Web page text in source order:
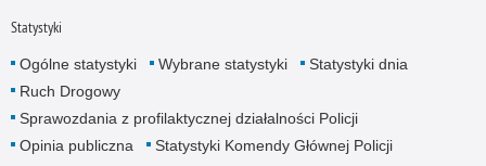
Statystyki
Ogólne statystyki Wybrane statystyki
Statystyki dnia
Ruch Drogowy
Sprawozdania z profilaktycznej działalności Policji
Opinia publiczna
Statystyki Komendy Głównej Policji